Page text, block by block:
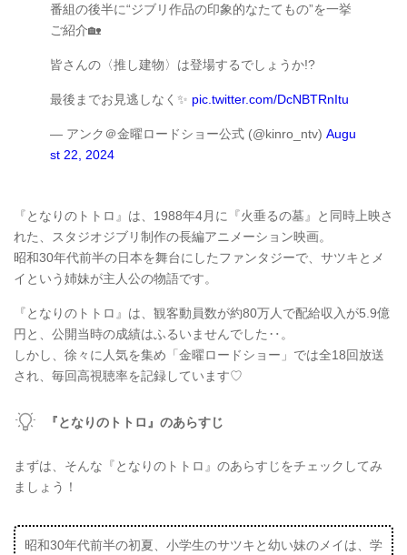
番組の後半に“ジブリ作品の印象的なたてもの”を一挙
ご紹介🏡
皆さんの〈推し建物〉は登場するでしょうか!?
最後までお見逃しなく✨ pic.twitter.com/DcNBTRnItu
— アンク＠金曜ロードショー公式 (@kinro_ntv) Augu
st 22, 2024
『となりのトトロ』は、1988年4月に『火垂るの墓』と同時上映さ
れた、スタジオジブリ制作の長編アニメーション映画。
昭和30年代前半の日本を舞台にしたファンタジーで、サツキとメ
イという姉妹が主人公の物語です。
『となりのトトロ』は、観客動員数が約80万人で配給収入が5.9億
円と、公開当時の成績はふるいませんでした‥。
しかし、徐々に人気を集め「金曜ロードショー」では全18回放送
され、毎回高視聴率を記録しています♡
『となりのトトロ』のあらすじ
まずは、そんな『となりのトトロ』のあらすじをチェックしてみ
ましょう！
昭和30年代前半の初夏、小学生のサツキと幼い妹のメイは、学